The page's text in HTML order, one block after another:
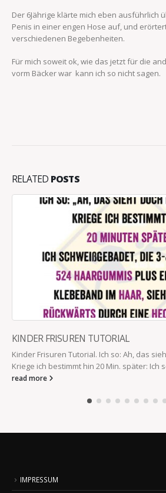
Der 6Jährige klärte mich eben ausführlich
Penis in einer engen Hose auf, und
verschiedenen Begebenheiten.
Für mich soweit ok, wie das jetzt für die
vorm Bäcker war kann ich so nicht sagen.
RELATED POSTS
KINDER FRISUREN TUTORIAL
Kinder Frisuren Tutorial. Ich so: Ah, das
Kriege ich bestimmt hin 20 Min. später: Ich
read more
IMPRESSUM